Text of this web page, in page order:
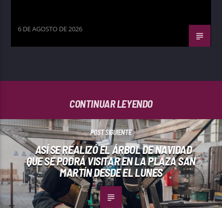
6 DE AGOSTO DE 2026
CONTINUAR LEYENDO
POST SIGUIENTE
ASÍ SE REALIZÓ EL ÁRBOL DE NAVIDAD
QUE SE PODRÁ VISITAR EN LA PLAZA SAN
MARTÍN DESDE EL LUNES